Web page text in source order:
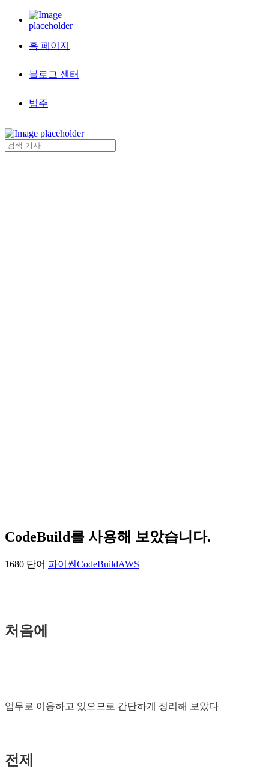
홈 페이지
블로그 센터
범주
CodeBuild를 사용해 보았습니다.
1680 단어 파이썬CodeBuildAWS
처음에
업무로 이용하고 있으므로 간단하게 정리해 보았다
전제